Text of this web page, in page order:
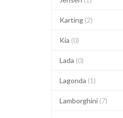
Karting (2)
Kia (0)
Lada (0)
Lagonda (1)
Lamborghini (7)